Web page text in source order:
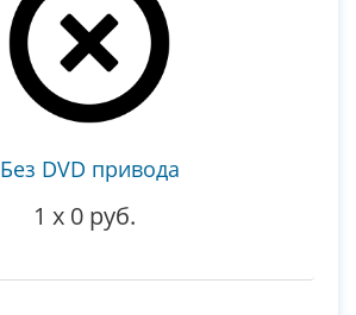
Без DVD привода
1 x 0 руб.